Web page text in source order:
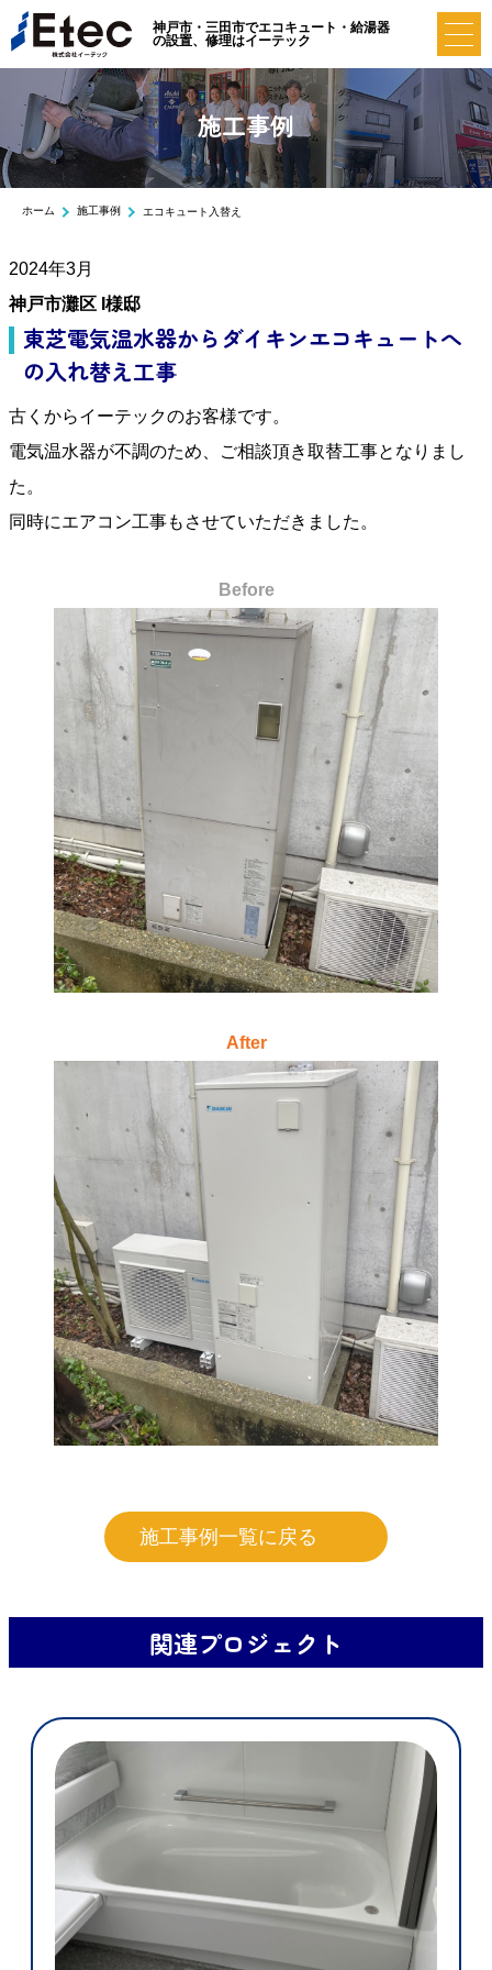
神戸市・三田市でエコキュート・給湯器
の設置、修理はイーテック
施工事例
ホーム 施工事例 エコキュート入替え
2024年3月
神戸市灘区 I様邸
東芝電気温水器からダイキンエコキュートへ
の入れ替え工事
古くからイーテックのお客様です。
電気温水器が不調のため、ご相談頂き取替工事となりまし
た。
同時にエアコン工事もさせていただきました。
Before
After
施工事例一覧に戻る
関連プロジェクト